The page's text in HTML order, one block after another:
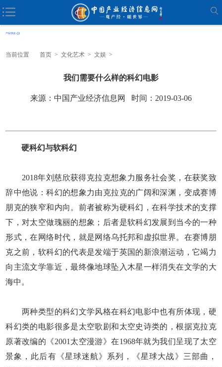
当前位置 首页 > 文化艺术 > 文娱 >
我们需要什么样的科幻电影
来源：中国产业经济信息网 时间：2019-03-06
硬科幻与软科幻
2018年刘慈欣获得克拉克想象力服务社会奖，在获奖致
辞中他说：科幻的想象力由克拉克的广阔和深渊，变成赛博
朋克的狭窄和内向。前者被称为硬科幻，在科学技术的支撑
下，对太空做瑰丽的想象；后者是软科幻发展到当今的一种
形式，在网络时代，就是网络乌托邦和虚拟世界。在赛博朋
克之前，软科幻的代表是发端于英国的新浪潮运动，它竭力
向主流文学靠近，最终像地球坠入木星一样消失在文学的大
海中。
两种类型的科幻文学风格在科幻电影中也有所体现，硬
科幻类的电影很多是太空歌剧和太空史诗类的，根据克拉克
原著改编的《2001太空漫游》在1968年就为我们呈现了太空
景象，此后有《星球迷航》系列，《星球大战》三部曲，